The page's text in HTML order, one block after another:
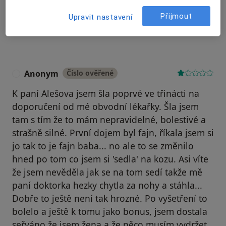
Hledejte v názorech
Anonym Číslo ověřené
K paní Alešova jsem šla poprvé ve třinácti na
doporučení od mé obvodní lékařky. Šla jsem
tam s tím že to mám nepravidelné, bolestivé a
strašně silné. První dojem byl fajn, říkala jsem si
jo tak to je fajn baba... no ale to se změnilo
hned po tom co jsem si 'sedla' na kozu. Asi víte
že jsem nevěděla jak se na tom sedí takže mě
paní doktorka hezky chytla za nohy a stáhla...
Dobře to ještě není tak hrozné. Po vyšetření to
bolelo a ještě k tomu jako bonus, jsem dostala
Upravit nastavení Přijmout